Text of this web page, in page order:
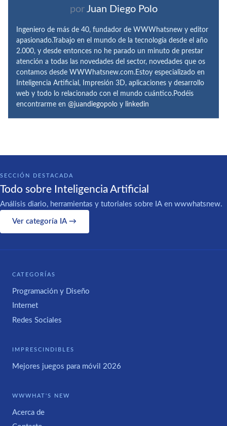
por Juan Diego Polo
Ingeniero de más de 40, fundador de WWWhatsnew y editor
apasionado.Trabajo en el mundo de la tecnología desde el año
2.000, y desde entonces no he parado un minuto de prestar
atención a todas las novedades del sector, novedades que os
contamos desde WWWhatsnew.com.Estoy especializado en
Inteligencia Artificial, Impresión 3D, aplicaciones y desarrollo
web y todo lo relacionado con el mundo cuántico.Podéis
encontrarme en @juandiegopolo y linkedin
SECCIÓN DESTACADA
Todo sobre Inteligencia Artificial
Análisis diario, herramientas y tutoriales sobre IA en wwwhatsnew.
Ver categoría IA →
CATEGORÍAS
Programación y Diseño
Internet
Redes Sociales
IMPRESCINDIBLES
Mejores juegos para móvil 2026
WWWHAT'S NEW
Acerca de